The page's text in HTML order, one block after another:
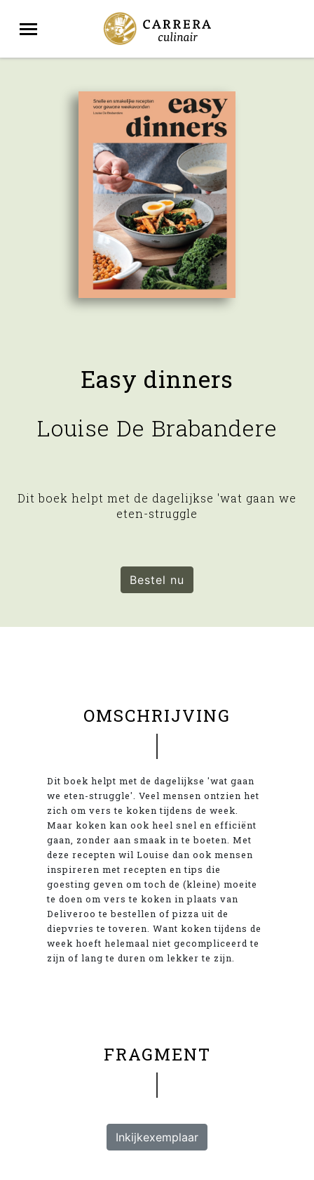
Easy dinners
Louise De Brabandere
Dit boek helpt met de dagelijkse 'wat gaan we
eten-struggle
Bestel nu
OMSCHRIJVING
Dit boek helpt met de dagelijkse 'wat gaan
we eten-struggle'. Veel mensen ontzien het
zich om vers te koken tijdens de week.
Maar koken kan ook heel snel en efficiënt
gaan, zonder aan smaak in te boeten. Met
deze recepten wil Louise dan ook mensen
inspireren met recepten en tips die
goesting geven om toch de (kleine) moeite
te doen om vers te koken in plaats van
Deliveroo te bestellen of pizza uit de
diepvries te toveren. Want koken tijdens de
week hoeft helemaal niet gecompliceerd te
zijn of lang te duren om lekker te zijn.
FRAGMENT
Inkijkexemplaar